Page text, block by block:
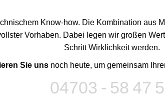
Know-how. Die Kombination aus
Vorhaben. Dabei legen wir großen
Schritt Wirklichkeit werden.
Sie uns noch heute, um gemeinsam
04703 - 58 47